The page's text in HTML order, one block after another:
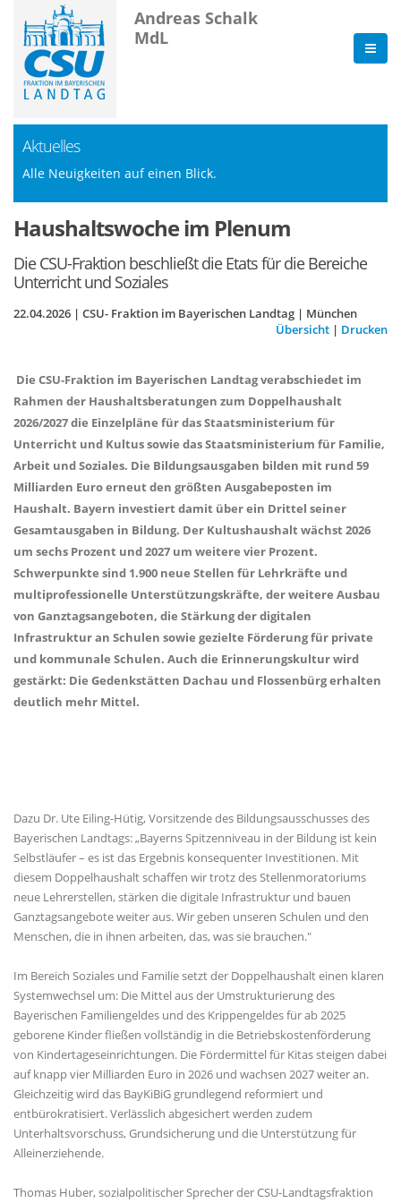
Andreas Schalk
MdL
Aktuelles
Alle Neuigkeiten auf einen Blick.
Haushaltswoche im Plenum
Die CSU-Fraktion beschließt die Etats für die Bereiche
Unterricht und Soziales
22.04.2026 | CSU- Fraktion im Bayerischen Landtag | München
Übersicht | Drucken
Die CSU-Fraktion im Bayerischen Landtag verabschiedet im
Rahmen der Haushaltsberatungen zum Doppelhaushalt
2026/2027 die Einzelpläne für das Staatsministerium für
Unterricht und Kultus sowie das Staatsministerium für Familie,
Arbeit und Soziales. Die Bildungsausgaben bilden mit rund 59
Milliarden Euro erneut den größten Ausgabeposten im
Haushalt. Bayern investiert damit über ein Drittel seiner
Gesamtausgaben in Bildung. Der Kultushaushalt wächst 2026
um sechs Prozent und 2027 um weitere vier Prozent.
Schwerpunkte sind 1.900 neue Stellen für Lehrkräfte und
multiprofessionelle Unterstützungskräfte, der weitere Ausbau
von Ganztagsangeboten, die Stärkung der digitalen
Infrastruktur an Schulen sowie gezielte Förderung für private
und kommunale Schulen. Auch die Erinnerungskultur wird
gestärkt: Die Gedenkstätten Dachau und Flossenbürg erhalten
deutlich mehr Mittel.
Dazu Dr. Ute Eiling-Hütig, Vorsitzende des Bildungsausschusses des
Bayerischen Landtags: „Bayerns Spitzenniveau in der Bildung ist kein
Selbstläufer – es ist das Ergebnis konsequenter Investitionen. Mit
diesem Doppelhaushalt schaffen wir trotz des Stellenmoratoriums
neue Lehrerstellen, stärken die digitale Infrastruktur und bauen
Ganztagsangebote weiter aus. Wir geben unseren Schulen und den
Menschen, die in ihnen arbeiten, das, was sie brauchen."
Im Bereich Soziales und Familie setzt der Doppelhaushalt einen klaren
Systemwechsel um: Die Mittel aus der Umstrukturierung des
Bayerischen Familiengeldes und des Krippengeldes für ab 2025
geborene Kinder fließen vollständig in die Betriebskostenförderung
von Kindertageseinrichtungen. Die Fördermittel für Kitas steigen dabei
auf knapp vier Milliarden Euro in 2026 und wachsen 2027 weiter an.
Gleichzeitig wird das BayKiBiG grundlegend reformiert und
entbürokratisiert. Verlässlich abgesichert werden zudem
Unterhaltsvorschuss, Grundsicherung und die Unterstützung für
Alleinerziehende.
Thomas Huber, sozialpolitischer Sprecher der CSU-Landtagsfraktion